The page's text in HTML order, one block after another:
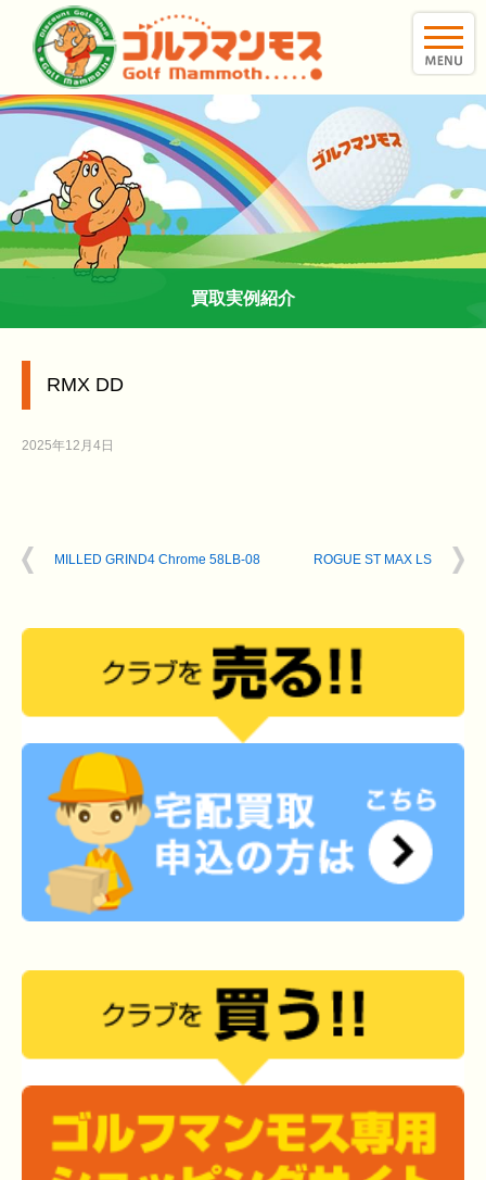
買取実例紹介
RMX DD
2025年12月4日
MILLED GRIND4 Chrome 58LB-08 ROGUE ST MAX LS